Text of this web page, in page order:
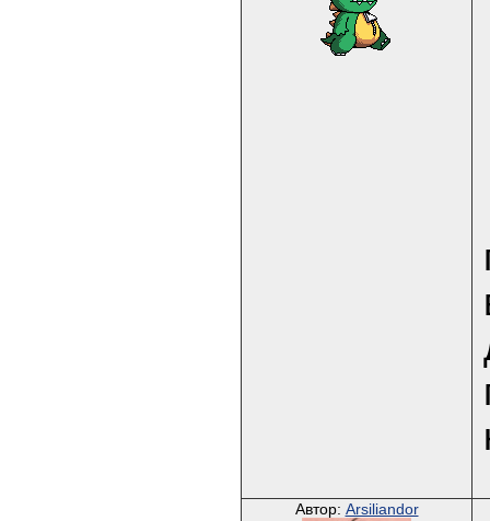
Автор: Arsiliandor